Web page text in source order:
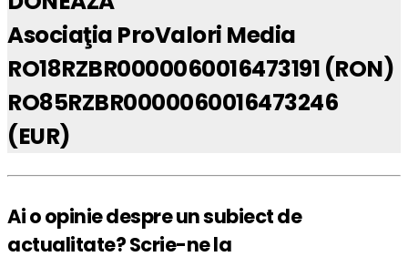
Asociaţia ProValori Media
RO18RZBR0000060016473191 (RON)
RO85RZBR0000060016473246
(EUR)
Ai o opinie despre un subiect de
actualitate? Scrie-ne la